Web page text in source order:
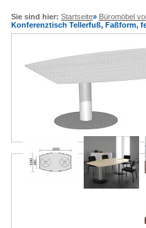
Sie sind hier: Startseite» Büromöbel
Konferenztisch Tellerfuß, Faßform,